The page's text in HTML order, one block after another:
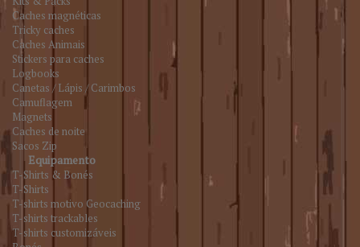
Caches magnéticas
Tricky caches
Caches Animais
Stickers para caches
Logbooks
Canetas / Lápis / Carimbos
Camuflagem
Magnets
Caches de noite
Sacos Zip
Equipamento
T-Shirts & Bonés
T-Shirts
T-shirts motivo Geocaching
T-shirts trackables
T-shirts customizáveis